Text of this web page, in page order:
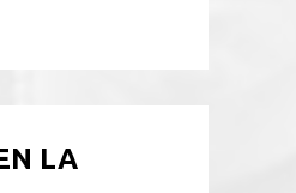
LA